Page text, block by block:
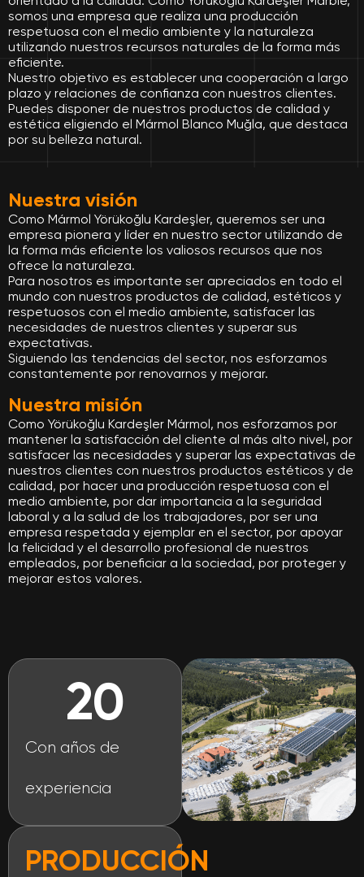
somos una empresa que realiza una producción
respetuosa con el medio ambiente y la naturaleza
utilizando nuestros recursos naturales de la forma más
eficiente.
Nuestro objetivo es establecer una cooperación a largo
plazo y relaciones de confianza con nuestros clientes.
Puedes disponer de nuestros productos de calidad y
estética eligiendo el Mármol Blanco Muğla, que destaca
por su belleza natural.
Nuestra visión
Como Mármol Yörükoğlu Kardeşler, queremos ser una
empresa pionera y líder en nuestro sector utilizando de
la forma más eficiente los valiosos recursos que nos
ofrece la naturaleza.
Para nosotros es importante ser apreciados en todo el
mundo con nuestros productos de calidad, estéticos y
respetuosos con el medio ambiente, satisfacer las
necesidades de nuestros clientes y superar sus
expectativas.
Siguiendo las tendencias del sector, nos esforzamos
constantemente por renovarnos y mejorar.
Nuestra misión
Como Yörükoğlu Kardeşler Mármol, nos esforzamos por
mantener la satisfacción del cliente al más alto nivel, por
satisfacer las necesidades y superar las expectativas de
nuestros clientes con nuestros productos estéticos y de
calidad, por hacer una producción respetuosa con el
medio ambiente, por dar importancia a la seguridad
laboral y a la salud de los trabajadores, por ser una
empresa respetada y ejemplar en el sector, por apoyar
la felicidad y el desarrollo profesional de nuestros
empleados, por beneficiar a la sociedad, por proteger y
mejorar estos valores.
Con años de
experiencia
20
PRODUCCIÓN